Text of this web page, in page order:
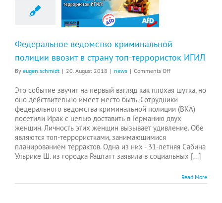
Федеральное ведомство криминальной
полиции ввозит в страну топ-террористок ИГИЛ
By eugen.schmidt | 20. August 2018 | news | Comments Offon
ведомство
криминальной
полиции
ввозит
в
страну
террористок
ИГИЛ
Это событие звучит на первый взгляд как плохая шуткa, но
оно действительно имеет место быть. Сотрудники
федерального ведомства криминальной полиции (BKA)
посетили Ирак с целью доставить в Германию двух
женщин. Личность этих женщин вызывает удивление. Обе
являются топ-террористками, занимающимися
планированием террактов. Одна из них - 31-летняя Сабина
Ульрике Ш. из городка Раштатт заявила в социальных [...]
Read More